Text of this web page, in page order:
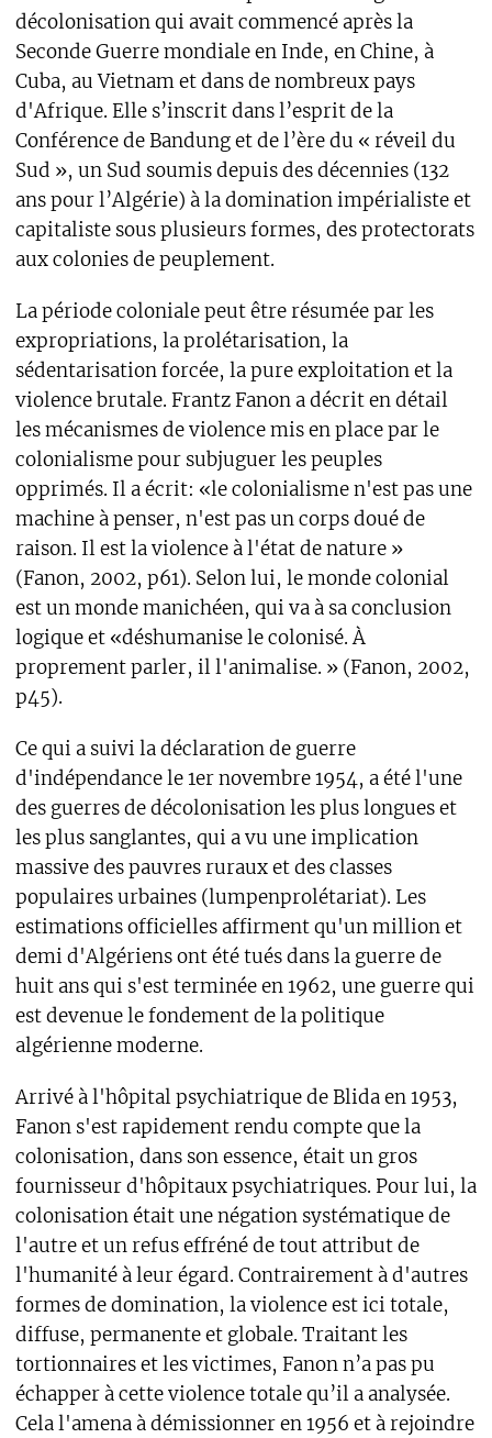
décolonisation qui avait commencé après la
Seconde Guerre mondiale en Inde, en Chine, à
Cuba, au Vietnam et dans de nombreux pays
d'Afrique. Elle s’inscrit dans l’esprit de la
Conférence de Bandung et de l’ère du « réveil du
Sud », un Sud soumis depuis des décennies (132
ans pour l’Algérie) à la domination impérialiste et
capitaliste sous plusieurs formes, des protectorats
aux colonies de peuplement.
La période coloniale peut être résumée par les
expropriations, la prolétarisation, la
sédentarisation forcée, la pure exploitation et la
violence brutale. Frantz Fanon a décrit en détail
les mécanismes de violence mis en place par le
colonialisme pour subjuguer les peuples
opprimés. Il a écrit: «le colonialisme n'est pas une
machine à penser, n'est pas un corps doué de
raison. Il est la violence à l'état de nature »
(Fanon, 2002, p61). Selon lui, le monde colonial
est un monde manichéen, qui va à sa conclusion
logique et «déshumanise le colonisé. À
proprement parler, il l'animalise. » (Fanon, 2002,
p45).
Ce qui a suivi la déclaration de guerre
d'indépendance le 1er novembre 1954, a été l'une
des guerres de décolonisation les plus longues et
les plus sanglantes, qui a vu une implication
massive des pauvres ruraux et des classes
populaires urbaines (lumpenprolétariat). Les
estimations officielles affirment qu'un million et
demi d'Algériens ont été tués dans la guerre de
huit ans qui s'est terminée en 1962, une guerre qui
est devenue le fondement de la politique
algérienne moderne.
Arrivé à l'hôpital psychiatrique de Blida en 1953,
Fanon s'est rapidement rendu compte que la
colonisation, dans son essence, était un gros
fournisseur d'hôpitaux psychiatriques. Pour lui, la
colonisation était une négation systématique de
l'autre et un refus effréné de tout attribut de
l'humanité à leur égard. Contrairement à d'autres
formes de domination, la violence est ici totale,
diffuse, permanente et globale. Traitant les
tortionnaires et les victimes, Fanon n’a pas pu
échapper à cette violence totale qu’il a analysée.
Cela l'amena à démissionner en 1956 et à rejoindre